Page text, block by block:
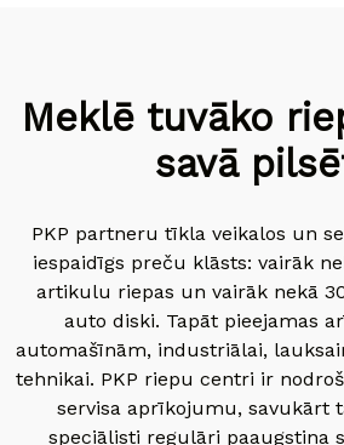
Meklē tuvāko
savā
PKP partneru tīkla veikalos un
iespaidīgs preču klāsts: vairāk
artikulu riepas un vairāk nekā
auto diski. Tapāt pieejamas
automašīnām, industriālai,
tehnikai. PKP riepu centri ir
servisa aprīkojumu, savukārt
speciālisti regulāri paaugstina